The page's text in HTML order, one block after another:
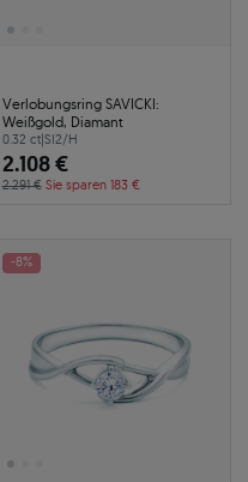
Verlobungsring SAVICKI:
Weißgold, Diamant
0.32 ct|SI2/H
2.108 €
2.291 € Sie sparen 183 €
-8%